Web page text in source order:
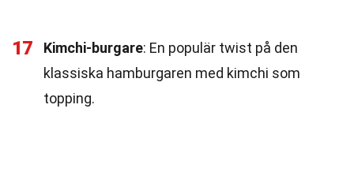
17 Kimchi-burgare: En populär twist på den
klassiska hamburgaren med kimchi som
topping.